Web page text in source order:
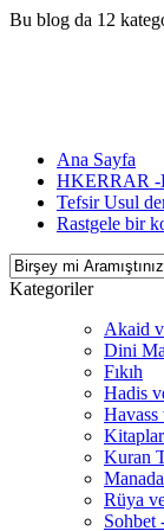
Bu blog da 12
Ana Sayfa
HKERRAR -
Tefsir Usul
Rastgele bir
Kategoriler
Akaid
Dini
Fıkıh
Hadis
Havass
Kitaplar
Kuran
Rüya
Sohbet